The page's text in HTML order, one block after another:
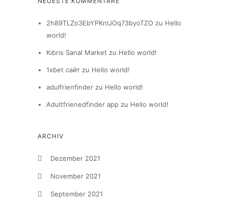
2h89TLZo3EbYPKnIJOq73byoTZO zu Hello
world!
Kıbrıs Sanal Market zu Hello world!
1xbet сайтzu Hello world!
adulfrienfinderzu Hello world!
Adultfrienedfinder appzu Hello world!
ARCHIV
Dezember 2021
November 2021
September 2021